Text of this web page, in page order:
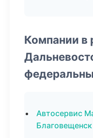
Компании в
Автосервис
Благовещенск